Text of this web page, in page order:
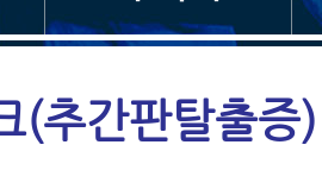
(추간판탈출증)